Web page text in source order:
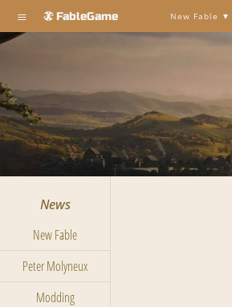
≡ FableGame New Fable
News
New Fable
Peter Molyneux
Modding